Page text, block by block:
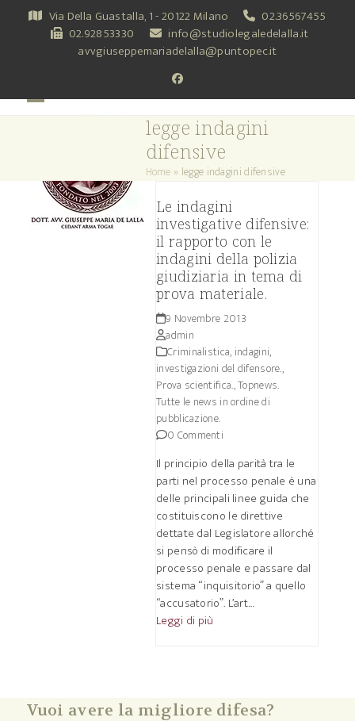
Via Della Guastalla, 1 - 20122 Milano
02.36567455
02.92853330
info@studiolegaledelalla.it
avvgiuseppemariadelalla@puntopec.it
Facebook
legge indagini
difensive
Home » legge indagini difensive
Le indagini
investigative difensive:
il rapporto con le
indagini della polizia
giudiziaria in tema di
prova materiale.
9 Novembre 2013
admin
Criminalistica, indagini,
investigazioni del difensore.,
Prova scientifica.,Topnews.
Tutte le news in ordine di
pubblicazione.
0 Commenti
Il principio della parità tra le
parti nel processo penale è una
delle principali linee guida che
costituiscono le direttive
dettate dal Legislatore allorché
si pensò di modificare il
processo penale e passare dal
sistema “inquisitorio” a quello
“accusatorio”. L’art…
Leggi di più
Vuoi avere la migliore difesa?